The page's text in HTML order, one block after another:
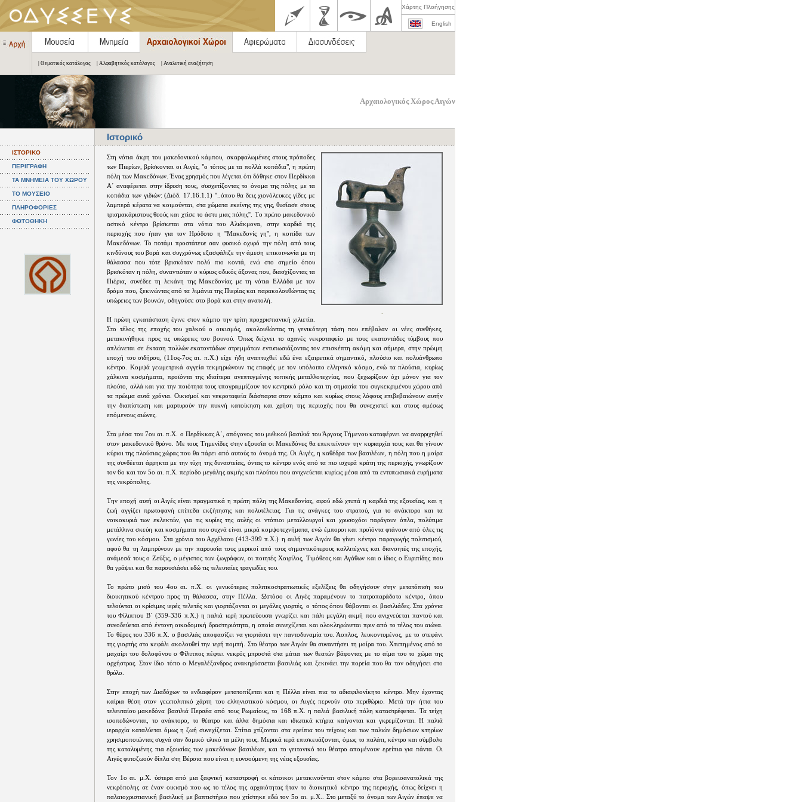
Χάρτης Πλοήγησης
English
| Θεματικός κατάλογος | Αλφαβητικός κατάλογος | Αναλυτική αναζήτηση
Αρχαιολογικός Χώρος Αιγών
Ιστορικό
ΙΣΤΟΡΙΚΟ
ΠΕΡΙΓΡΑΦΗ
ΤΑ ΜΝΗΜΕΙΑ ΤΟΥ ΧΩΡΟΥ
ΤΟ ΜΟΥΣΕΙΟ
ΠΛΗΡΟΦΟΡΙΕΣ
ΦΩΤΟΘΗΚΗ
Στη νότια άκρη του μακεδονικού κάμπου, σκαρφαλωμένες στους πρόποδες
των Πιερίων, βρίσκονται οι Αιγές, "ο τόπος με τα πολλά κοπάδια", η πρώτη
πόλη των Μακεδόνων. Ένας χρησμός που λέγεται ότι δόθηκε στον Περδίκκα
Α΄ αναφέρεται στην ίδρυση τους, συσχετίζοντας το όνομα της πόλης με τα
κοπάδια των γιδιών: (Διόδ. 17.16.1.1) ''..όπου θα δεις χιονόλευκες γίδες με
λαμπερά κέρατα να κοιμούνται, στα χώματα εκείνης της γης, θυσίασε στους
τρισμακάριστους θεούς και χτίσε το άστυ μιας πόλης''. Tο πρώτο μακεδονικό
αστικό κέντρο βρίσκεται στα νότια του Αλιάκμονα, στην καρδιά της
περιοχής που ήταν για τον Ηρόδοτο η ''Μακεδονίς γη'', η κοιτίδα των
Μακεδόνων. Το ποτάμι προστάτευε σαν φυσικό οχυρό την πόλη από τους
κινδύνους του βορά και συγχρόνως εξασφάλιζε την άμεση επικοινωνία με τη
θάλασσα που τότε βρισκόταν πολύ πιο κοντά, ενώ στο σημείο όπου
βρισκόταν η πόλη, συναντιόταν ο κύριος οδικός άξονας που, διασχίζοντας τα
Πιέρια, συνέδεε τη λεκάνη της Μακεδονίας με τη νότια Ελλάδα με τον
δρόμο που, ξεκινώντας από τα λιμάνια της Πιερίας και παρακολουθώντας τις
υπώρειες των βουνών, οδηγούσε στο βορά και στην ανατολή.
Η πρώτη εγκατάσταση έγινε στον κάμπο την τρίτη προχριστιανική χιλιετία.
Στο τέλος της εποχής του χαλκού ο οικισμός, ακολουθώντας τη γενικότερη τάση που επέβαλαν οι νέες συνθήκες,
μετακινήθηκε προς τις υπώρειες του βουνού. Όπως δείχνει το αχανές νεκροταφείο με τους εκατοντάδες τύμβους που
απλώνεται σε έκταση πολλών εκατοντάδων στρεμμάτων εντυπωσιάζοντας τον επισκέπτη ακόμη και σήμερα, στην πρώιμη
εποχή του σιδήρου, (11ος-7ος αι. π.Χ.) είχε ήδη αναπτυχθεί εδώ ένα εξαιρετικά σημαντικό, πλούσιο και πολυάνθρωπο
κέντρο. Κομψά γεωμετρικά αγγεία τεκμηριώνουν τις επαφές με τον υπόλοιπο ελληνικό κόσμο, ενώ τα πλούσια, κυρίως
χάλκινα κοσμήματα, προϊόντα της ιδιαίτερα ανεπτυγμένης τοπικής μεταλλοτεχνίας, που ξεχωρίζουν όχι μόνον για τον
πλούτο, αλλά και για την ποιότητα τους υπογραμμίζουν τον κεντρικό ρόλο και τη σημασία του συγκεκριμένου χώρου από
τα πρώιμα αυτά χρόνια. Οικισμοί και νεκροταφεία διάσπαρτα στον κάμπο και κυρίως στους λόφους επιβεβαιώνουν αυτήν
την διαπίστωση και μαρτυρούν την πυκνή κατοίκηση και χρήση της περιοχής που θα συνεχιστεί και στους αμέσως
επόμενους αιώνες.
Στα μέσα του 7ου αι. π.Χ. ο Περδίκκας Α΄, απόγονος του μυθικού βασιλιά του Άργους Τήμενου καταφέρνει να αναρριχηθεί
στον μακεδονικό θρόνο. Με τους Τημενίδες στην εξουσία οι Μακεδόνες θα επεκτείνουν την κυριαρχία τους και θα γίνουν
κύριοι της πλούσιας χώρας που θα πάρει από αυτούς το όνομά της. Οι Αιγές, η καθέδρα των βασιλέων, η πόλη που η μοίρα
της συνδέεται άρρηκτα με την τύχη της δυναστείας, όντας το κέντρο ενός από τα πιο ισχυρά κράτη της περιοχής, γνωρίζουν
τον 6ο και τον 5ο αι. π.Χ. περίοδο μεγάλης ακμής και πλούτου που ανιχνεύεται κυρίως μέσα από τα εντυπωσιακά ευρήματα
της νεκρόπολης.
Την εποχή αυτή οι Αιγές είναι πραγματικά η πρώτη πόλη της Μακεδονίας, αφού εδώ χτυπά η καρδιά της εξουσίας, και η
ζωή αγγίζει πρωτοφανή επίπεδα εκζήτησης και πολυτέλειας. Για τις ανάγκες του στρατού, για το ανάκτορο και τα
νοικοκυριά των εκλεκτών, για τις κυρίες της αυλής οι ντόπιοι μεταλλουργοί και χρυσοχόοι παράγουν όπλα, πολύτιμα
μετάλλινα σκεύη και κοσμήματα που συχνά είναι μικρά κομψοτεχνήματα, ενώ έμποροι και προϊόντα φτάνουν από όλες τις
γωνίες του κόσμου. Στα χρόνια του Αρχέλαου (413-399 π.Χ.) η αυλή των Αιγών θα γίνει κέντρο παραγωγής πολιτισμού,
αφού θα τη λαμπρύνουν με την παρουσία τους μερικοί από τους σημαντικότερους καλλιτέχνες και διανοητές της εποχής,
ανάμεσά τους ο Ζεύξις, ο μέγιστος των ζωγράφων, οι ποιητές Χοιρίλος, Τιμόθεος και Αγάθων και ο ίδιος ο Ευριπίδης που
θα γράψει και θα παρουσιάσει εδώ τις τελευταίες τραγωδίες του.
Το πρώτο μισό του 4ου αι. π.Χ. οι γενικότερες πολιτικοστρατιωτικές εξελίξεις θα οδηγήσουν στην μετατόπιση του
διοικητικού κέντρου προς τη θάλασσα, στην Πέλλα. Ωστόσο οι Αιγές παραμένουν το πατροπαράδοτο κέντρο, όπου
τελούνται οι κρίσιμες ιερές τελετές και γιορτάζονται οι μεγάλες γιορτές, ο τόπος όπου θάβονται οι βασιλιάδες. Στα χρόνια
του Φίλιππου Β΄ (359-336 π.Χ.) η παλιά ιερή πρωτεύουσα γνωρίζει και πάλι μεγάλη ακμή που ανιχνεύεται παντού και
συνοδεύεται από έντονη οικοδομική δραστηριότητα, η οποία συνεχίζεται και ολοκληρώνεται πριν από το τέλος του αιώνα.
Το θέρος του 336 π.Χ. ο βασιλιάς αποφασίζει να γιορτάσει την παντοδυναμία του. Άοπλος, λευκοντυμένος, με το στεφάνι
της γιορτής στο κεφάλι ακολουθεί την ιερή πομπή. Στο θέατρο των Αιγών θα συναντήσει τη μοίρα του. Χτυπημένος από το
μαχαίρι του δολοφόνου ο Φίλιππος πέφτει νεκρός μπροστά στα μάτια των θεατών βάφοντας με το αίμα του το χώμα της
ορχήστρας. Στον ίδιο τόπο ο Μεγαλέξανδρος ανακηρύσσεται βασιλιάς και ξεκινάει την πορεία που θα τον οδηγήσει στο
θρύλο.
Στην εποχή των Διαδόχων το ενδιαφέρον μετατοπίζεται και η Πέλλα είναι πια το αδιαφιλονίκητο κέντρο. Μην έχοντας
καίρια θέση στον γεωπολιτικό χάρτη του ελληνιστικού κόσμου, οι Αιγές περνούν στο περιθώριο. Μετά την ήττα του
τελευταίου μακεδόνα βασιλιά Περσέα από τους Ρωμαίους, το 168 π.Χ. η παλιά βασιλική πόλη καταστρέφεται. Τα τείχη
ισοπεδώνονται, το ανάκτορο, το θέατρο και άλλα δημόσια και ιδιωτικά κτήρια καίγονται και γκρεμίζονται. Η παλιά
ιεραρχία καταλύεται όμως η ζωή συνεχίζεται. Σπίτια χτίζονται στα ερείπια του τείχους και των παλιών δημόσιων κτηρίων
χρησιμοποιώντας συχνά σαν δομικό υλικό τα μέλη τους. Μερικά ιερά επισκευάζονται, όμως το παλάτι, κέντρο και σύμβολο
της καταλυμένης πια εξουσίας των μακεδόνων βασιλέων, και το γειτονικό του θέατρο απομένουν ερείπια για πάντα. Οι
Αιγές φυτοζωούν δίπλα στη Βέροια που είναι η ευνοούμενη της νέας εξουσίας.
Τον 1ο αι. μ.Χ. ύστερα από μια ξαφνική καταστροφή οι κάτοικοι μετακινούνται στον κάμπο στα βορειοανατολικά της
νεκρόπολης σε έναν οικισμό που ως το τέλος της αρχαιότητας ήταν το διοικητικό κέντρο της περιοχής, όπως δείχνει η
παλαιοχριστιανική βασιλική με βαπτιστήριο που χτίστηκε εδώ τον 5ο αι. μ.Χ.. Στο μεταξύ το όνομα των Αιγών έπαψε να